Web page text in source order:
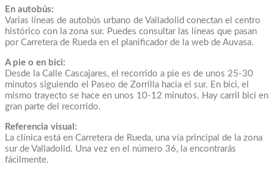
En autobús:
Varias líneas de autobús urbano de Valladolid conectan el centro
histórico con la zona sur. Puedes consultar las líneas que pasan
por Carretera de Rueda en el planificador de la web de Auvasa.
A pie o en bici:
Desde la Calle Cascajares, el recorrido a pie es de unos 25-30
minutos siguiendo el Paseo de Zorrilla hacia el sur. En bici, el
mismo trayecto se hace en unos 10-12 minutos. Hay carril bici en
gran parte del recorrido.
Referencia visual:
La clínica está en Carretera de Rueda, una vía principal de la zona
sur de Valladolid. Una vez en el número 36, la encontrarás
fácilmente.